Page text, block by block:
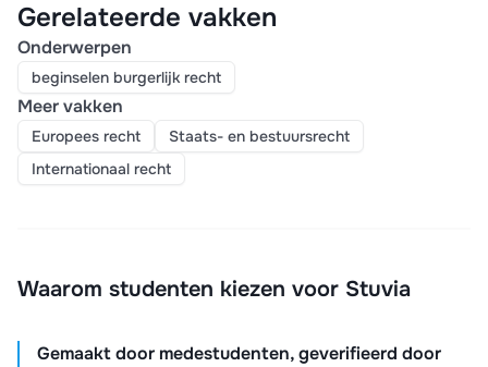
Gerelateerde vakken
Onderwerpen
beginselen burgerlijk recht
Meer vakken
Europees recht
Staats- en bestuursrecht
Internationaal recht
Waarom studenten kiezen voor Stuvia
Gemaakt door medestudenten, geverifieerd door